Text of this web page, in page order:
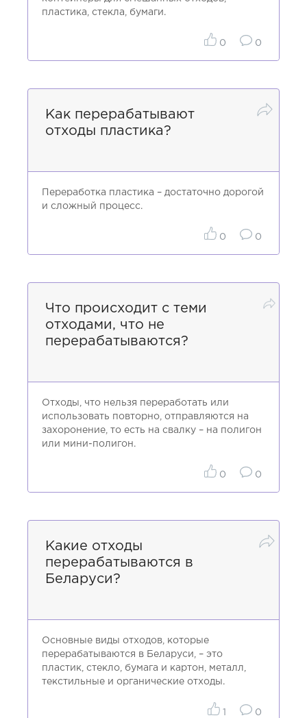
пластика, стекла, бумаги.
0 0
Как перерабатывают
отходы пластика?
Переработка пластика – достаточно дорогой
и сложный процесс.
0 0
Что происходит с теми
отходами, что не
перерабатываются?
Отходы, что нельзя переработать или
использовать повторно, отправляются на
захоронение, то есть на свалку – на полигон
или мини-полигон.
0 0
Какие отходы
перерабатываются в
Беларуси?
Основные виды отходов, которые
перерабатываются в Беларуси, – это
пластик, стекло, бумага и картон, металл,
текстильные и органические отходы.
1 0